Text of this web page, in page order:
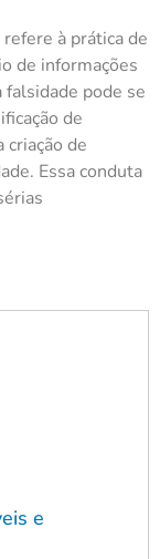
à prática de
de informações
pode se
de
criação de
Essa conduta
e